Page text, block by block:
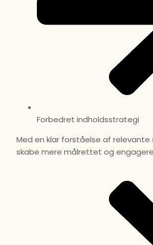
Forbedret indholdsstrategi
Med en klar forståelse af relevante
skabe mere målrettet og